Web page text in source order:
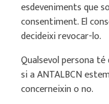
esdeveniments que
consentiment. El
decideixi revocar-lo.
Qualsevol persona
si a ANTALBCN
concerneixin o no.